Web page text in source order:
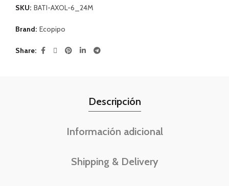
SKU: BATI-AXOL-6_24M
Brand: Ecopipo
Share
Descripción
Información adicional
Shipping & Delivery